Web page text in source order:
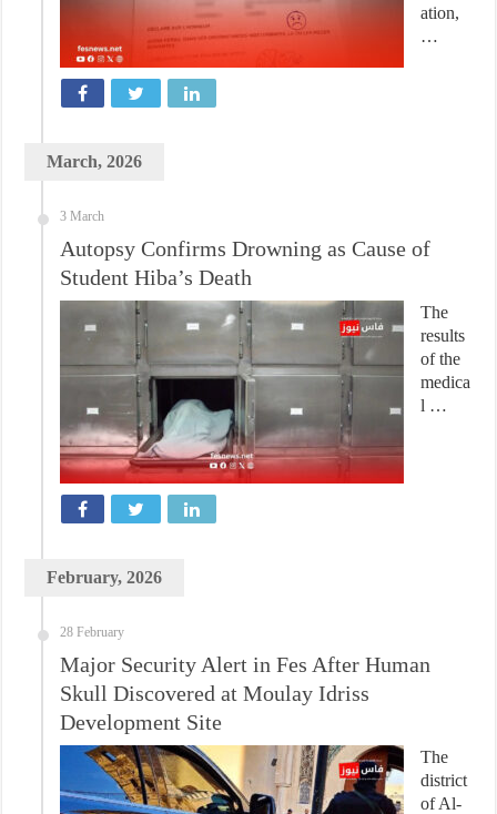
ation,
…
March, 2026
3 March
Autopsy Confirms Drowning as Cause of
Student Hiba’s Death
The
results
of the
medica
l …
February, 2026
28 February
Major Security Alert in Fes After Human
Skull Discovered at Moulay Idriss
Development Site
The
district
of Al-